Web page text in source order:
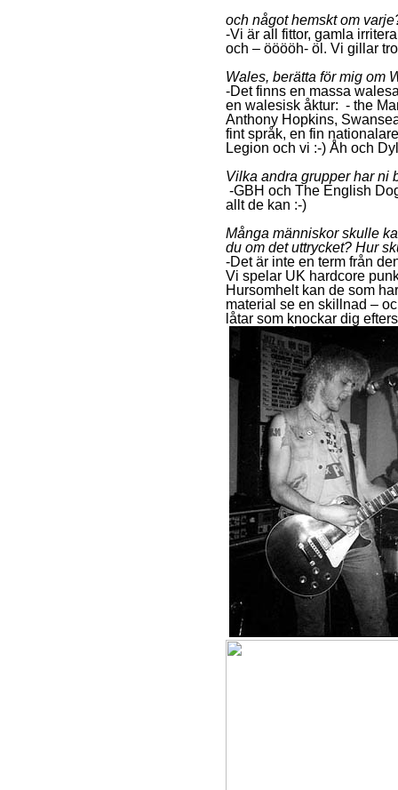
och något hemskt om
-Vi är all fittor, gamla
och – ööööh- öl. Vi gillar
Wales, berätta för mig om
-Det finns en massa
en walesisk åktur: - the
Anthony Hopkins,
fint språk, en fin
Legion och vi :-) Åh och
Vilka andra grupper har ni
-GBH och The English
allt de kan :-)
Många människor skulle
du om det uttrycket? Hur
-Det är inte en term från
Vi spelar UK hardcore
Hursomhelt kan de som
material se en skillnad –
låtar som knockar dig